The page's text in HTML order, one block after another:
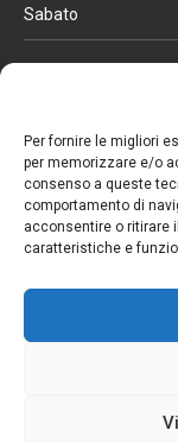
Per fornire le migliori
per memorizzare e/o
consenso a queste
comportamento di
acconsentire o ritirare
caratteristiche e
Sabato
ORARI IN ALTA
Lunedì - Venerdì
Sabato
CHIUSO IL
(gennaio, febbraio,
Copyright ©